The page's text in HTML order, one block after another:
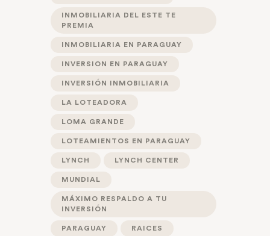
INMOBILIARIA DEL ESTE TE
PREMIA
INMOBILIARIA EN PARAGUAY
INVERSION EN PARAGUAY
INVERSIÓN INMOBILIARIA
LA LOTEADORA
LOMA GRANDE
LOTEAMIENTOS EN PARAGUAY
LYNCH LYNCH CENTER
MUNDIAL
MÁXIMO RESPALDO A TU
INVERSIÓN
PARAGUAY RAICES